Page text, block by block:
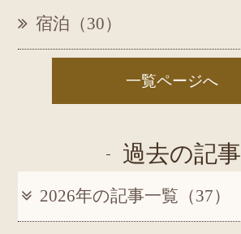
宿泊（30）
一覧ページへ
過去の記事
2026年の記事一覧（37）